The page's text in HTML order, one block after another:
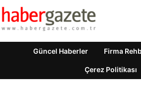
Güncel Haberler Firma
Çerez Politikası